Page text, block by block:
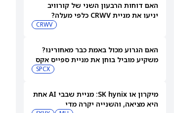
האם דוחות הרבעון השני של קורוויב
יניעו את מניית CRWV כלפי מעלה?
CRWV
האם הגרוע מכול באמת כבר מאחורינו?
משקיע מוביל בוחן את מניית ספייס אקס
SPCX
מיקרון או SK hynix: מניית שבבי AI אחת
היא מציאה, והשנייה יקרה מדי